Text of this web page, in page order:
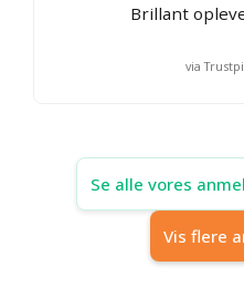
Brillant
via
Se alle vores
Vis flere